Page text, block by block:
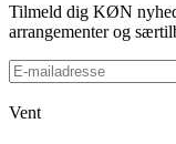
Tilmeld dig KØN
arrangementer og
Vent